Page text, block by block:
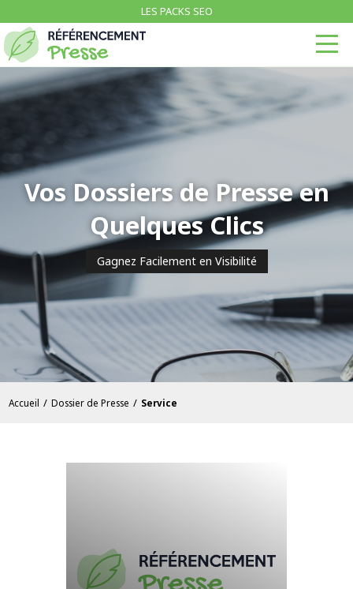
LES PACKS SEO
Vos Dossiers de Presse en
Quelques Clics
Gagnez Facilement en Visibilité
Accueil / Dossier de Presse / Service